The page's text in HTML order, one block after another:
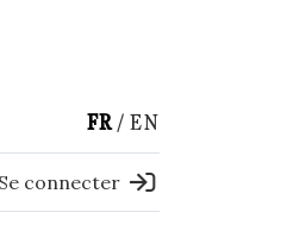
FR EN
Se connecter